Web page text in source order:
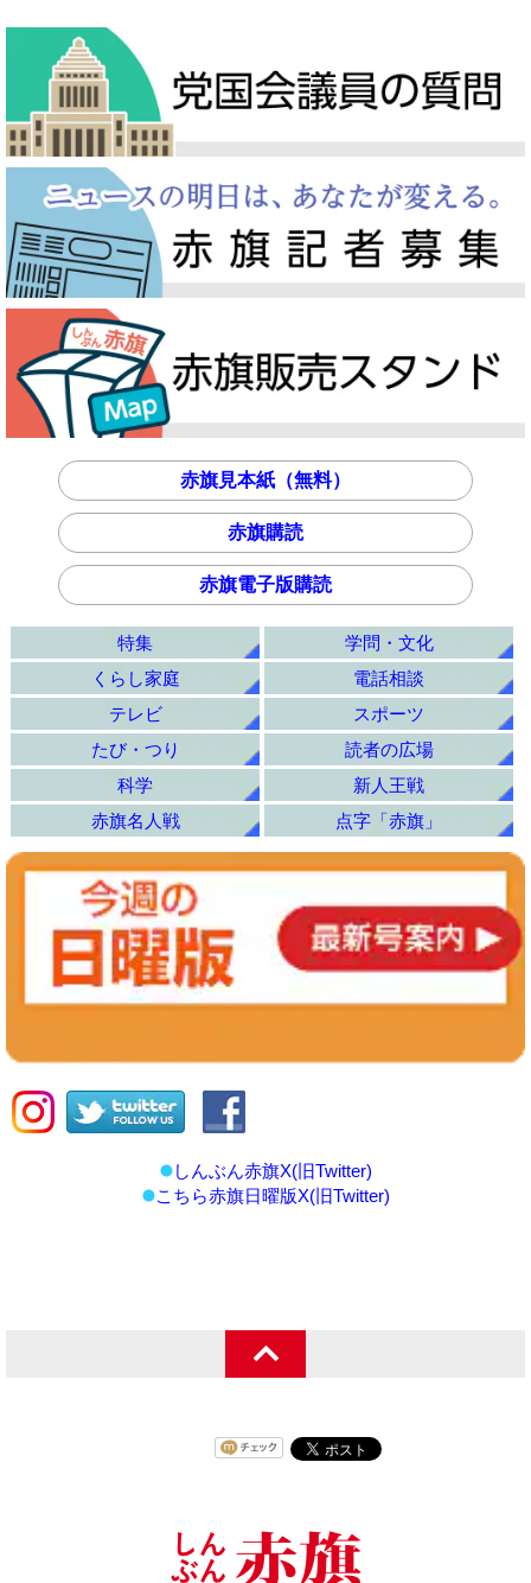
赤旗見本紙（無料）
赤旗購読
赤旗電子版購読
特集
学問・文化
くらし家庭
電話相談
テレビ
スポーツ
たび・つり
読者の広場
科学
新人王戦
赤旗名人戦
点字「赤旗」
しんぶん赤旗X(旧Twitter)
こちら赤旗日曜版X(旧Twitter)